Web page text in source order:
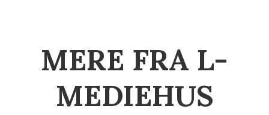
MERE FRA L-
MEDIEHUS